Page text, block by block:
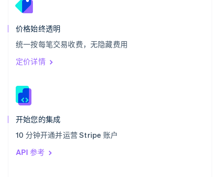
价格始终透明
统一按每笔交易收费，无隐藏费用
定价详情
开始您的集成
10 分钟开通并运营 Stripe 账户
API 参考
泰国
ไทย
希腊
English
西班牙
Español
新加坡
新西兰
匈牙利
English
ItalianoEnglish
印度
English